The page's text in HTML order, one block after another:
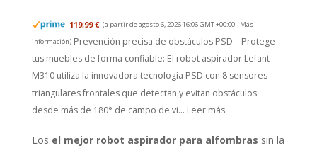
119,99 € (a partir de agosto 6, 2026 16:06 GMT +00:00 - Más
información) Prevención precisa de obstáculos PSD – Protege
tus muebles de forma confiable: El robot aspirador Lefant
M310 utiliza la innovadora tecnología PSD con 8 sensores
triangulares frontales que detectan y evitan obstáculos
desde más de 180° de campo de vi... Leer más
Los el mejor robot aspirador para alfombras sin la